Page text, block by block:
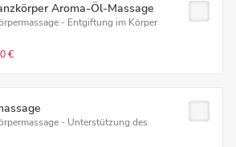
Aroma-Öl-Massage
- Entgiftung im Körper
€
- Unterstützung des